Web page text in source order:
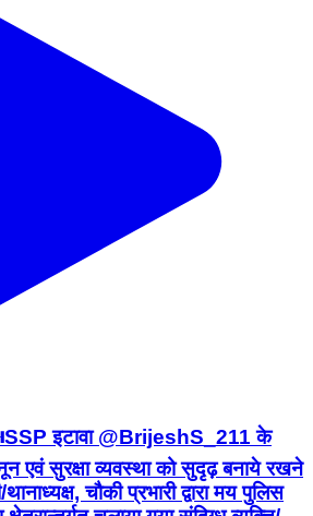
इटावा @BrijeshS_211 के
एवं सुरक्षा व्यवस्था को सुदृढ़ बनाये रखने
चौकी प्रभारी द्वारा मय पुलिस